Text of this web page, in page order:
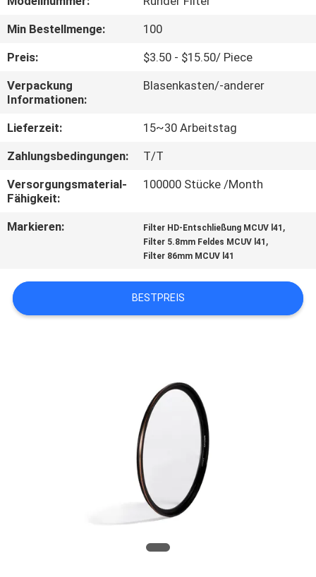
AUSFLUG
QUALITÄTSKONTROLLE
TRETEN
SIE
MIT
IN
VERBINDUNG
SIE
EIN
Min Bestellmenge:
100
Preis:
$3.50 - $15.50/ Piece
Verpackung
Informationen:
Blasenkasten/-anderer
Lieferzeit:
15~30 Arbeitstag
Zahlungsbedingungen:
T/T
Versorgungsmaterial-
Fähigkeit:
100000 Stücke /Month
Markieren: Filter HD-Entschließung MCUV l41 ,
Filter 5.8mm Feldes MCUV l41 ,
Filter 86mm MCUV l41
BESTPREIS